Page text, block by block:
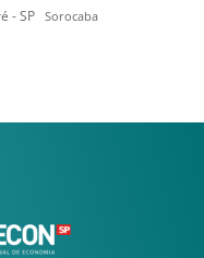
- SP
Sorocaba